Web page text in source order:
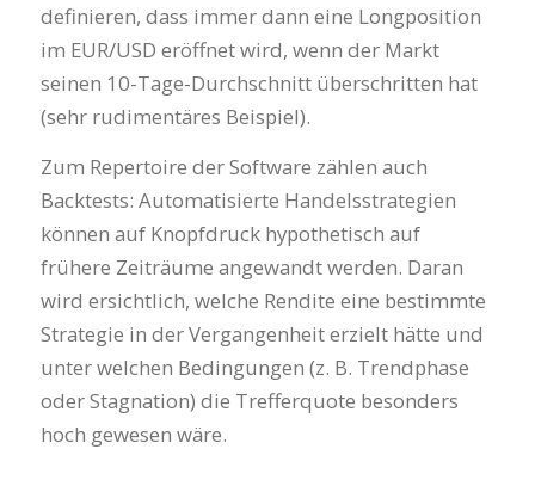
definieren, dass immer dann eine Longposition
im EUR/USD eröffnet wird, wenn der Markt
seinen 10-Tage-Durchschnitt überschritten hat
(sehr rudimentäres Beispiel).
Zum Repertoire der Software zählen auch
Backtests: Automatisierte Handelsstrategien
können auf Knopfdruck hypothetisch auf
frühere Zeiträume angewandt werden. Daran
wird ersichtlich, welche Rendite eine bestimmte
Strategie in der Vergangenheit erzielt hätte und
unter welchen Bedingungen (z. B. Trendphase
oder Stagnation) die Trefferquote besonders
hoch gewesen wäre.